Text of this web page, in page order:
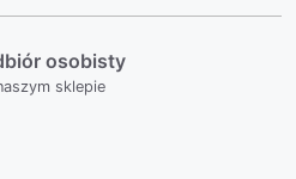
osobisty
sklepie